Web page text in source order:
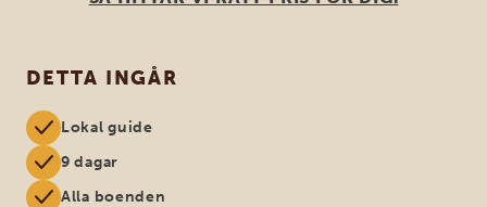
DETTA INGÅR
Lokal guide
9 dagar
Alla boenden